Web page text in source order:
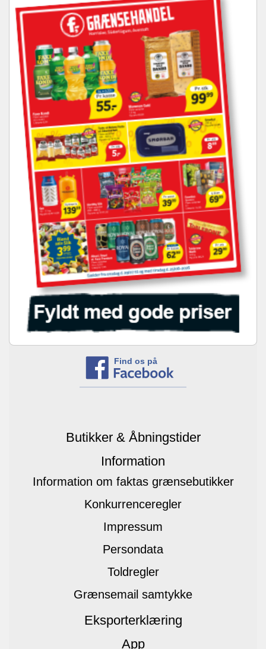
Find os på
Butikker & Åbningstider
Information
Information om faktas grænsebutikker
Konkurrenceregler
Impressum
Persondata
Toldregler
Grænsemail samtykke
Eksporterklæring
App